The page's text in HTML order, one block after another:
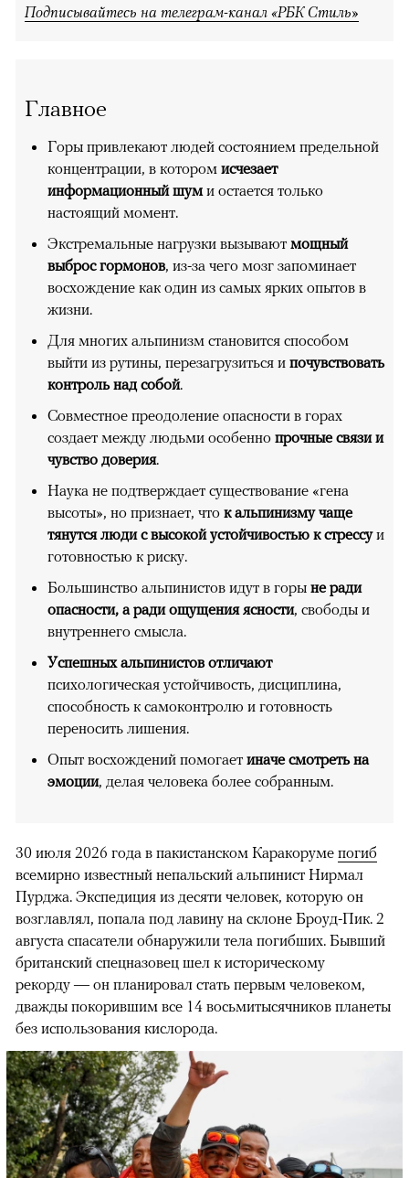
Подписывайтесь на телеграм-канал «РБК Стиль»
Главное
Горы привлекают людей состоянием предельной
концентрации, в котором исчезает
информационный шуми остается только
настоящий момент.
Экстремальные нагрузки вызывают мощный
выброс гормонов, из-за чего мозг запоминает
восхождение как один из самых ярких опытов в
жизни.
Для многих альпинизм становится способом
выйти из рутины, перезагрузиться и почувствовать
контроль над собой.
Совместное преодоление опасности в горах
создает между людьми особенно прочные связи и
чувство доверия.
Наука не подтверждает существование «гена
высоты», но признает, что к альпинизму чаще
тянутся люди с высокой устойчивостью к стрессуи
готовностью к риску.
Большинство альпинистов идут в горы не ради
опасности, а ради ощущения ясности, свободы и
внутреннего смысла.
Успешных альпинистов отличают
психологическая устойчивость, дисциплина,
способность к самоконтролю и готовность
переносить лишения.
Опыт восхождений помогает иначе смотреть на
эмоции, делая человека более собранным.
30 июля 2026 года в пакистанском Каракоруме погиб
всемирно известный непальский альпинист Нирмал
Пурджа. Экспедиция из десяти человек, которую он
возглавлял, попала под лавину на склоне Броуд-Пик. 2
августа спасатели обнаружили тела погибших. Бывший
британский спецназовец шел к историческому
рекорду — он планировал стать первым человеком,
дважды покорившим все 14 восьмитысячников планеты
без использования кислорода.